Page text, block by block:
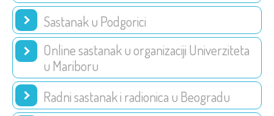
Sastanak u Podgorici
Online sastanak u organizaciji Univerziteta
u Mariboru
Radni sastanak i radionica u Beogradu